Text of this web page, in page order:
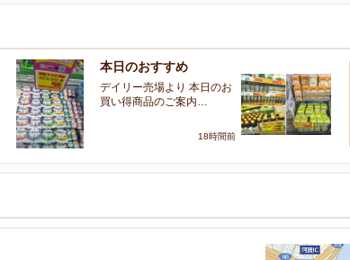
本日のおすすめ
デイリー売場より 本日のお
買い得商品のご案内…
18時間前